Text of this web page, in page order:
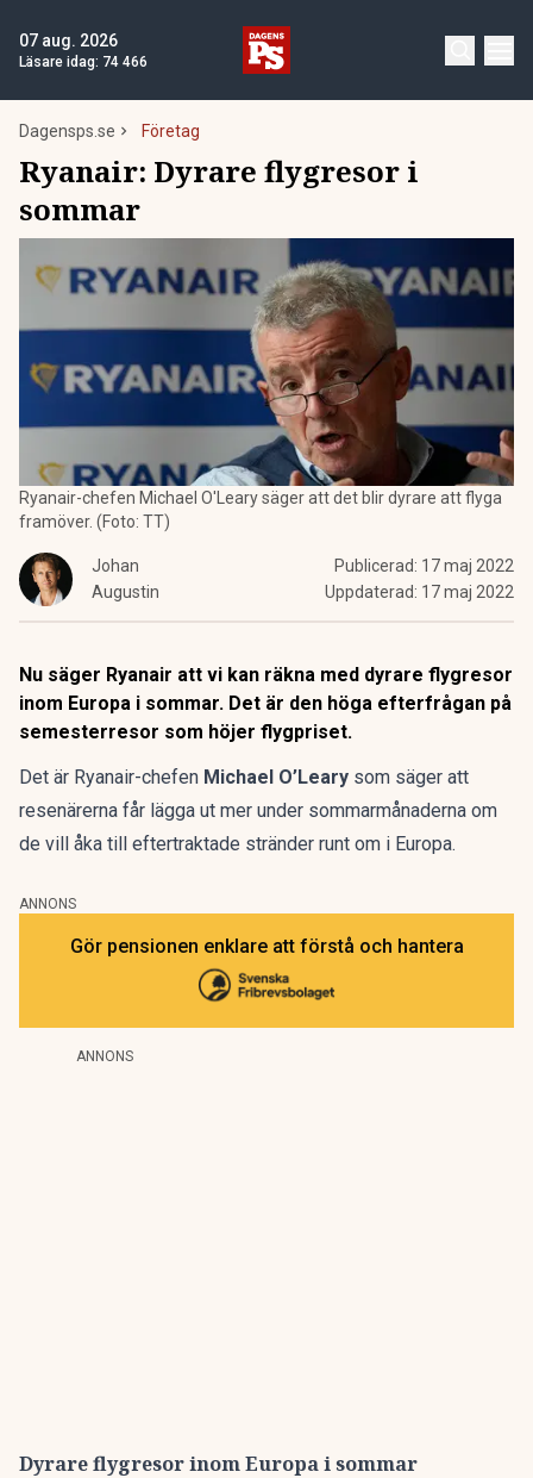
07 aug. 2026
Läsare idag: 74 466
Dagensps.se Företag
Ryanair: Dyrare flygresor i
sommar
Ryanair-chefen Michael O'Leary säger att det blir dyrare att flyga
framöver. (Foto: TT)
Johan
Augustin
Publicerad: 17 maj 2022
Uppdaterad: 17 maj 2022
Nu säger Ryanair att vi kan räkna med dyrare flygresor
inom Europa i sommar. Det är den höga efterfrågan på
semesterresor som höjer flygpriset.
Det är Ryanair-chefen Michael O’Leary som säger att
resenärerna får lägga ut mer under sommarmånaderna om
de vill åka till eftertraktade stränder runt om i Europa.
ANNONS
Gör pensionen enklare att förstå och hantera
ANNONS
Dyrare flygresor inom Europa i sommar